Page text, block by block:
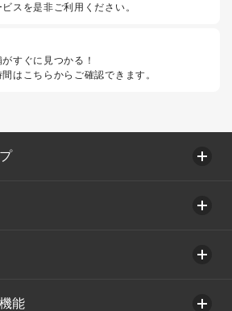
スを是非ご利用ください。
すぐに見つかる！
はこちらからご確認できます。
能